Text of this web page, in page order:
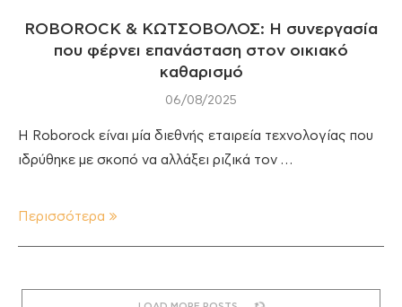
ROBOROCK & ΚΩΤΣΟΒΟΛΟΣ: Η συνεργασία
που φέρνει επανάσταση στον οικιακό
καθαρισμό
06/08/2025
Η Roborock είναι μία διεθνής εταιρεία τεχνολογίας που
ιδρύθηκε με σκοπό να αλλάξει ριζικά τον …
Περισσότερα